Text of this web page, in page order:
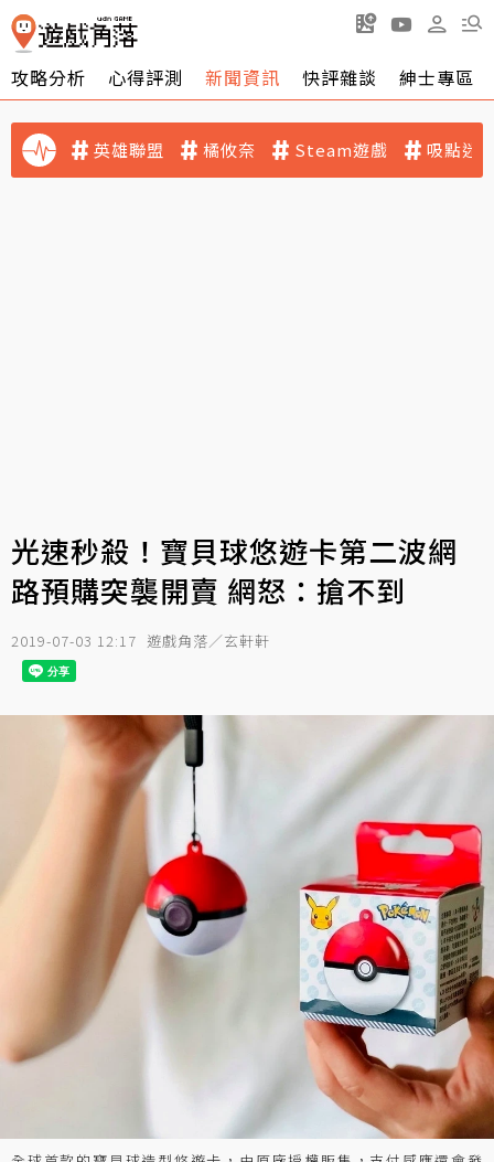
攻略分析 心得評測 新聞資訊 快評雜談 紳士專區
英雄聯盟 橘攸奈 Steam遊戲 吸點迷
光速秒殺！寶貝球悠遊卡第二波網
路預購突襲開賣 網怒：搶不到
2019-07-03 12:17 遊戲角落／玄軒軒